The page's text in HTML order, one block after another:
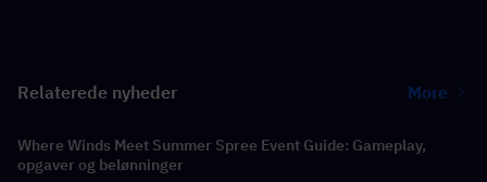
Relaterede nyheder More
Where Winds Meet Summer Spree Event Guide: Gameplay,
opgaver og belønninger